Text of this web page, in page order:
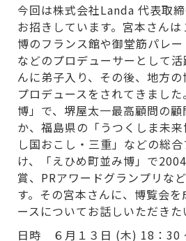
今回は株式会社Landa 代表取
お招きしています。宮本さん
博のフランス館や御堂筋パレ
などのプロデューサーとして
んに弟子入り、その後、地方
プロデュースをされてきまし
博」で、堺屋太一最高顧問の
か、福島県の「うつくしま未
し国おこし・三重」などの総
け、「えひめ町並み博」で
賞、PRアワードグランプリな
す。その宮本さんに、博覧会
ースについてお話しいただきた
日時 ６月１３日 (木) 18：30